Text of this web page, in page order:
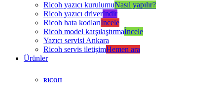
Ricoh yazıcı kurulumuNasıl yapılır?
Ricoh yazıcı driverİndir
Ricoh hata kodlarıİncele
Ricoh model karşılaştırmaİncele
Yazıcı servisi Ankara
Ricoh servis iletişimHemen ara
Ürünler
RICOH